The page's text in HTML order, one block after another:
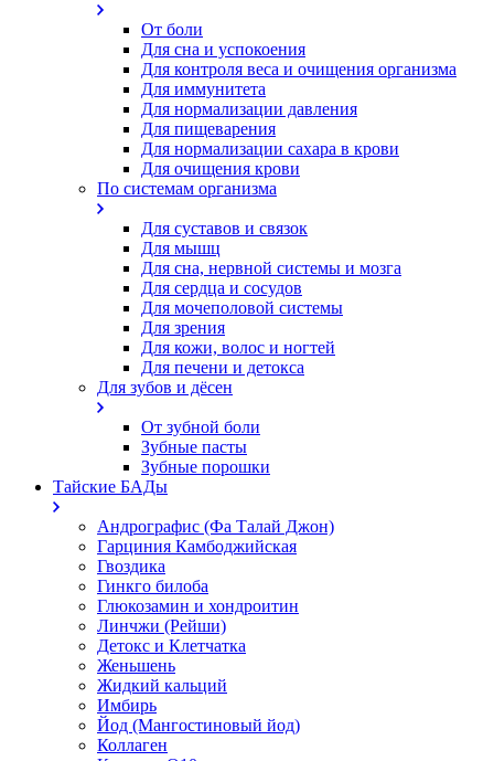
От боли
Для сна и успокоения
Для контроля веса и очищения организма
Для иммунитета
Для нормализации давления
Для пищеварения
Для нормализации сахара в крови
Для очищения крови
По системам организма
Для суставов и связок
Для мышц
Для сна, нервной системы и мозга
Для сердца и сосудов
Для мочеполовой системы
Для зрения
Для кожи, волос и ногтей
Для печени и детокса
Для зубов и дёсен
От зубной боли
Зубные пасты
Зубные порошки
Тайские БАДы
Андрографис (Фа Талай Джон)
Гарциния Камбоджийская
Гвоздика
Гинкго билоба
Глюкозамин и хондроитин
Линчжи (Рейши)
Детокс и Клетчатка
Женьшень
Жидкий кальций
Имбирь
Йод (Мангостиновый йод)
Коллаген